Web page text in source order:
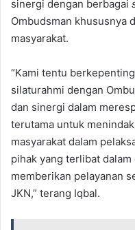
sinergi dengan berbagai
Ombudsman khususnya
masyarakat.
“Kami tentu
silaturahmi dengan
dan sinergi dalam
terutama untuk
masyarakat dalam
pihak yang terlibat
memberikan pelayanan
JKN,” terang Iqbal.